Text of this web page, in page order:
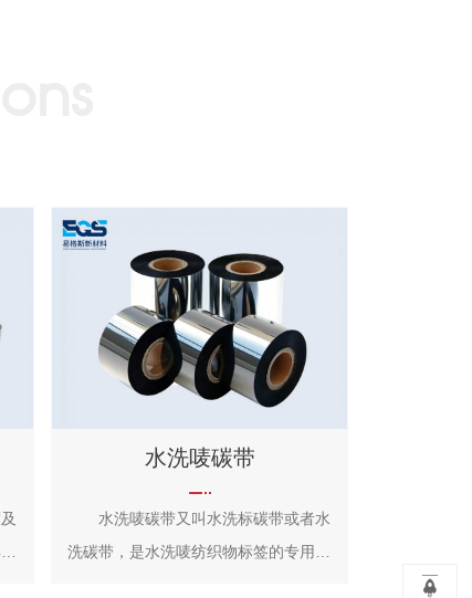
水洗唛碳带
水洗唛碳带又叫水洗标碳带或者水
洗碳带，是水洗唛纺织物标签的专用的